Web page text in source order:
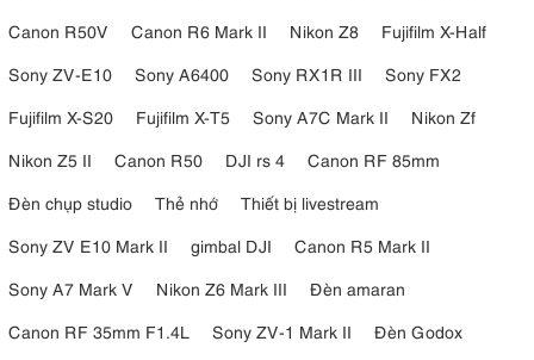
Canon R50V
Canon R6 Mark II Nikon Z8
Fujifilm X-Half
Sony ZV-E10
Sony A6400 Sony RX1R III
Sony FX2
Fujifilm X-S20
Fujifilm X-T5 Sony A7C Mark II
Nikon Zf
Nikon Z5 II
Canon R50 DJI rs 4
Canon RF 85mm
Đèn chụp studio
Thẻ nhớ
Thiết bị livestream
Sony ZV E10 Mark II
gimbal DJI
Canon R5 Mark II
Sony A7 Mark V
Nikon Z6 Mark III
Đèn amaran
Canon RF 35mm F1.4L
Sony ZV-1 Mark II
Đèn Godox